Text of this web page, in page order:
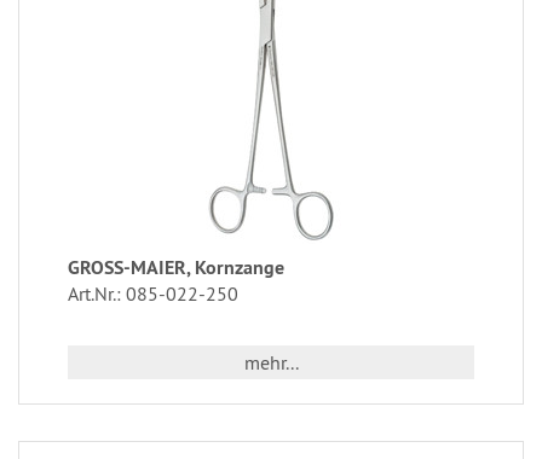
GROSS-MAIER, Kornzange
Art.Nr.: 085-022-250
mehr...